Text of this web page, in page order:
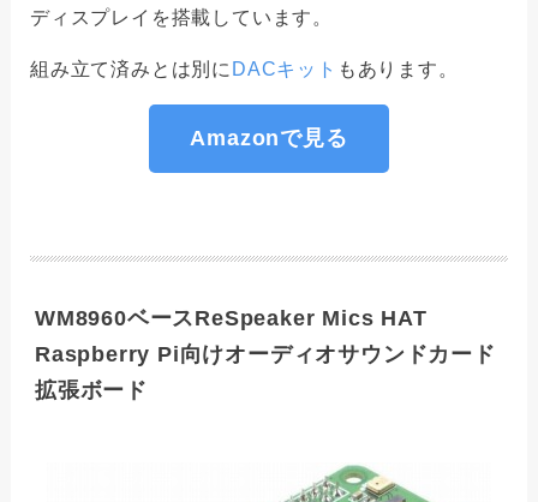
ディスプレイを搭載しています。
組み立て済みとは別に DACキット もあります。
Amazonで見る
WM8960ベースReSpeaker Mics HAT
Raspberry Pi向けオーディオサウンドカード
拡張ボード